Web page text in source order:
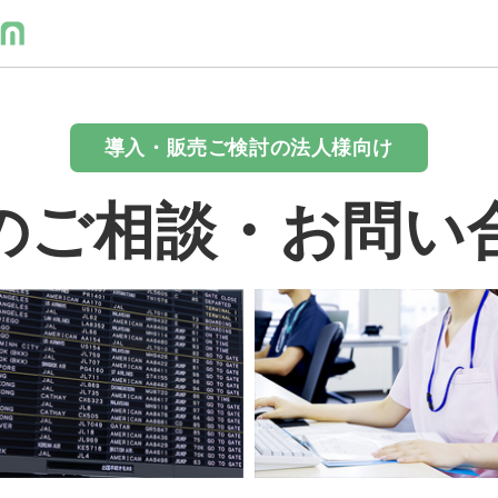
導入・販売ご検討の法人様向け
ご相談・お問い